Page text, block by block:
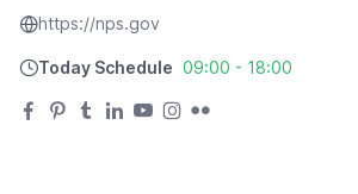
https://nps.gov
Today Schedule 09:00 - 18:00